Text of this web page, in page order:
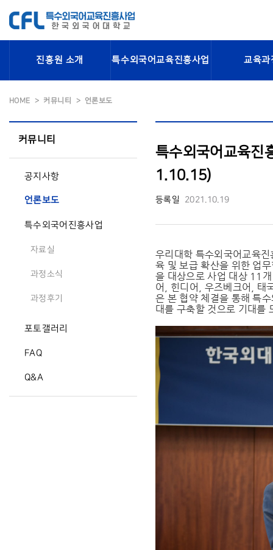
진흥원 소개 특수외국어교육진흥사업 교육과
HOME 커뮤니티 언론보도
커뮤니티
공지사항
언론보도
특수외국어진흥사업
자료실
과정소식
과정후기
포토갤러리
FAQ
Q&A
특수외국어교육진
1.10.15)
등록일 2021.10.19
우리대학 특수외국어교육
육 및 보급 확산을 위한 업
을 대상으로 사업 대상 11
어, 힌디어, 우즈베크어, 태
은 본 협약 체결을 통해 특
대를 구축할 것으로 기대를